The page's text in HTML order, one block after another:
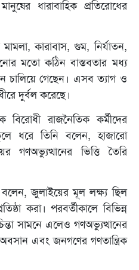
ধারাবাহিক প্রতিরোধের
কারাবাস, গুম, নির্যাতন,
মতো কঠিন বাস্তবতার মধ্য
গেছেন। এসব ত্যাগ ও
দুর্বল করেছে।
রাজনৈতিক কর্মীদের
ধরে তিনি বলেন, হাজারো
গণঅভ্যুত্থানের ভিত্তি তৈরি
জুলাইয়ের মূল লক্ষ্য ছিল
করা। পরবর্তীকালে বিভিন্ন
সামনে এলেও গণঅভ্যুত্থানের
এবং জনগণের গণতান্ত্রিক